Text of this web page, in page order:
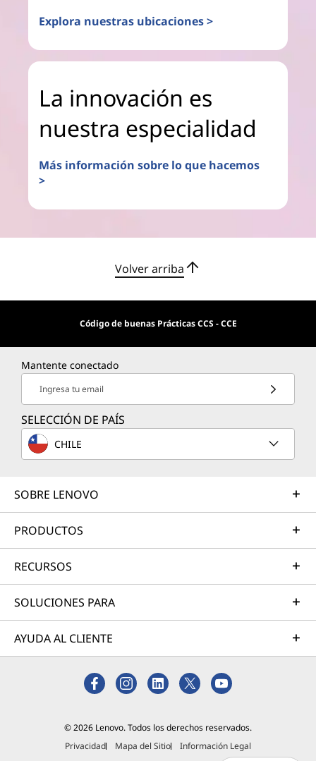
Explora nuestras ubicaciones >
La innovación es
nuestra especialidad
Más información sobre lo que hacemos
>
Volver arriba
Código de buenas Prácticas CCS - CCE
Mantente conectado
Ingresa tu email
SELECCIÓN DE PAÍS
CHILE
SOBRE LENOVO
PRODUCTOS
RECURSOS
SOLUCIONES PARA
AYUDA AL CLIENTE
© 2026 Lenovo. Todos los derechos reservados.
Privacidad
Mapa del Sitio Información Legal